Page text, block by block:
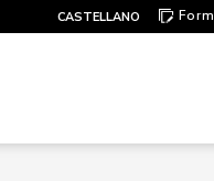
CASTELLANO